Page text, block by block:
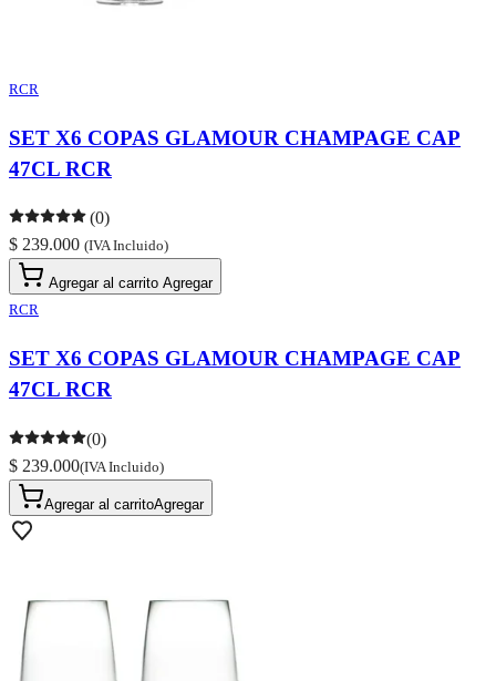
RCR
SET X6 COPAS GLAMOUR CHAMPAGE CAP
47CL RCR
(0)
$ 239.000 (IVA Incluido)
Agregar al carrito Agregar
RCR
SET X6 COPAS GLAMOUR CHAMPAGE CAP
47CL RCR
(0)
$ 239.000(IVA Incluido)
Agregar al carritoAgregar